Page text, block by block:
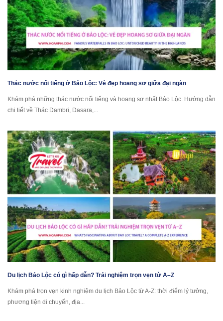
Thác nước nổi tiếng ở Bảo Lộc: Vẻ đẹp hoang sơ giữa đại ngàn
Khám phá những thác nước nổi tiếng và hoang sơ nhất Bảo Lộc. Hướng dẫn
chi tiết về Thác Dambri, Dasara,...
Du lịch Bảo Lộc có gì hấp dẫn? Trải nghiệm trọn vẹn từ A–Z
Khám phá trọn vẹn kinh nghiệm du lịch Bảo Lộc từ A-Z: thời điểm lý tưởng,
phương tiện di chuyển, địa...